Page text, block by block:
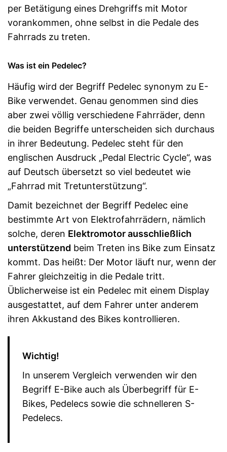
per Betätigung eines Drehgriffs mit Motor
vorankommen, ohne selbst in die Pedale des
Fahrrads zu treten.
Was ist ein Pedelec?
Häufig wird der Begriff Pedelec synonym zu E-
Bike verwendet. Genau genommen sind dies
aber zwei völlig verschiedene Fahrräder, denn
die beiden Begriffe unterscheiden sich durchaus
in ihrer Bedeutung. Pedelec steht für den
englischen Ausdruck „Pedal Electric Cycle“, was
auf Deutsch übersetzt so viel bedeutet wie
„Fahrrad mit Tretunterstützung“.
Damit bezeichnet der Begriff Pedelec eine
bestimmte Art von Elektrofahrrädern, nämlich
solche, deren Elektromotor ausschließlich
unterstützend beim Treten ins Bike zum Einsatz
kommt. Das heißt: Der Motor läuft nur, wenn der
Fahrer gleichzeitig in die Pedale tritt.
Üblicherweise ist ein Pedelec mit einem Display
ausgestattet, auf dem Fahrer unter anderem
ihren Akkustand des Bikes kontrollieren.
Wichtig!
In unserem Vergleich verwenden wir den
Begriff E-Bike auch als Überbegriff für E-
Bikes, Pedelecs sowie die schnelleren S-
Pedelecs.